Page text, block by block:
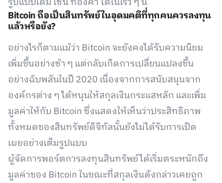
Bitcoin ถือเป็นสินทรัพย์ในอุดมคติที่ทุกคนควรลงทุน
แล้วหรือยัง?
อย่างไรก็ตามแม้ว่า Bitcoin จะยังคงได้รับความนิยม
เพิ่มขึ้นอย่างช้า ๆ แต่กลับเกิดการเปลี่ยนแปลงขึ้น
อย่างฉับพลันในปี 2020 เนื่องจากการสนับสนุนจาก
องค์กรต่าง ๆ ได้หนุนให้สกุลเงินกระแสหลัก และเพิ่ม
มูลค่าให้กับ Bitcoin ซึ่งแสดงให้เห็นว่าประสิทธิภาพ
ทั้งหมดของสินทรัพย์ดิจิทัลนั้นยังไม่ได้รับการเปิด
เผยอย่างเต็มรูปแบบ
ผู้จัดการพอร์ตการลงทุนสินทรัพย์ได้เริ่มตระหนักถึง
มูลค่าของ Bitcoin ในขณะที่สกุลเงินดังกล่าวเคยถูก